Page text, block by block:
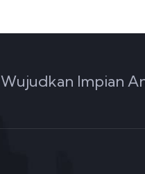
Wujudkan Impian